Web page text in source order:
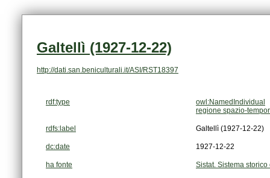
Galtellì (1927-12-22)
http://dati.san.beniculturali.it/ASI/RST18397
rdf:type
owl:NamedIndividual
regione spazio-
rdfs:label Galtellì (1927-12-22)
dc:date 1927-12-22
ha fonte Sistat. Sistema